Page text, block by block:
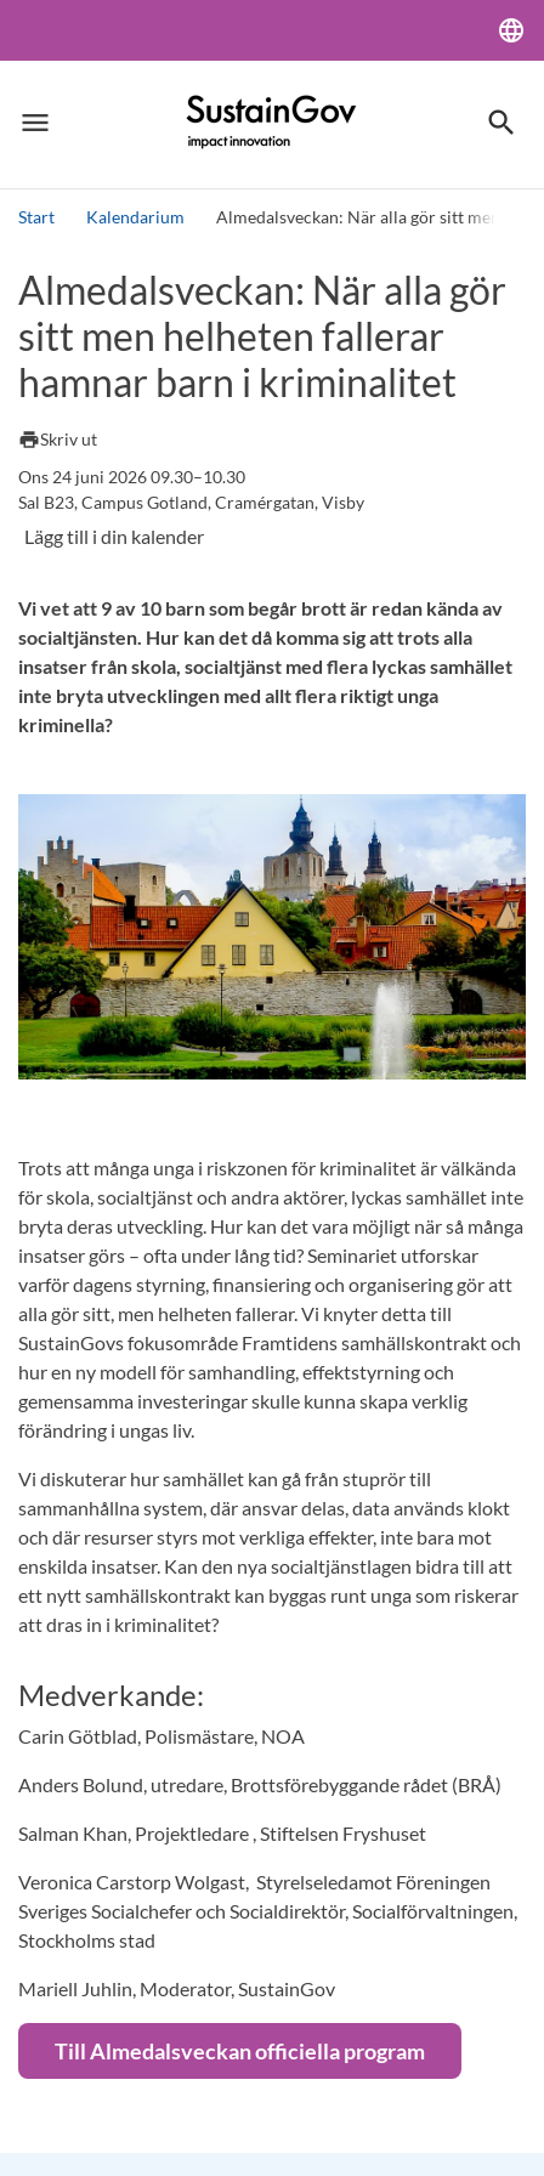
language
menu
Meny search
Sök
Start Kalendarium Almedalsveckan: När alla gör sitt men
Almedalsveckan: När alla gör
sitt men helheten fallerar
hamnar barn i kriminalitet
printSkriv ut
Ons 24 juni 2026 09.30–10.30
Sal B23, Campus Gotland, Cramérgatan, Visby
Vi vet att 9 av 10 barn som begår brott är redan kända av
socialtjänsten. Hur kan det då komma sig att trots alla
insatser från skola, socialtjänst med flera lyckas samhället
inte bryta utvecklingen med allt flera riktigt unga
kriminella?
Trots att många unga i riskzonen för kriminalitet är välkända
för skola, socialtjänst och andra aktörer, lyckas samhället inte
bryta deras utveckling. Hur kan det vara möjligt när så många
insatser görs – ofta under lång tid? Seminariet utforskar
varför dagens styrning, finansiering och organisering gör att
alla gör sitt, men helheten fallerar. Vi knyter detta till
SustainGovs fokusområde Framtidens samhällskontrakt och
hur en ny modell för samhandling, effektstyrning och
gemensamma investeringar skulle kunna skapa verklig
förändring i ungas liv.
Vi diskuterar hur samhället kan gå från stuprör till
sammanhållna system, där ansvar delas, data används klokt
och där resurser styrs mot verkliga effekter, inte bara mot
enskilda insatser. Kan den nya socialtjänstlagen bidra till att
ett nytt samhällskontrakt kan byggas runt unga som riskerar
att dras in i kriminalitet?
Medverkande:
Carin Götblad, Polismästare, NOA
Anders Bolund, utredare, Brottsförebyggande rådet (BRÅ)
Salman Khan, Projektledare , Stiftelsen Fryshuset
Veronica Carstorp Wolgast, Styrelseledamot Föreningen
Sveriges Socialchefer och Socialdirektör, Socialförvaltningen,
Stockholms stad
Mariell Juhlin, Moderator, SustainGov
Till Almedalsveckan officiella program